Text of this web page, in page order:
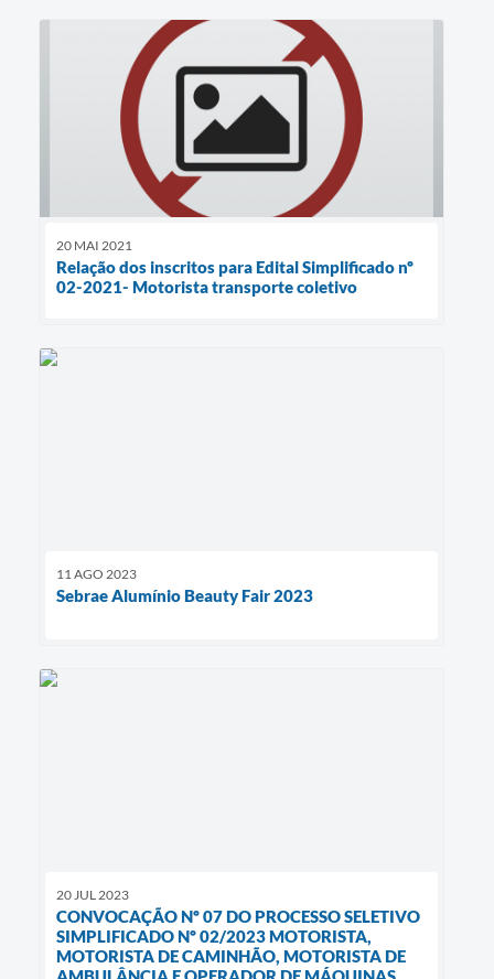
20 MAI 2021
Relação dos inscritos para Edital Simplificado nº
02-2021- Motorista transporte coletivo
11 AGO 2023
Sebrae Alumínio Beauty Fair 2023
20 JUL 2023
CONVOCAÇÃO Nº 07 DO PROCESSO SELETIVO
SIMPLIFICADO Nº 02/2023 MOTORISTA,
MOTORISTA DE CAMINHÃO, MOTORISTA DE